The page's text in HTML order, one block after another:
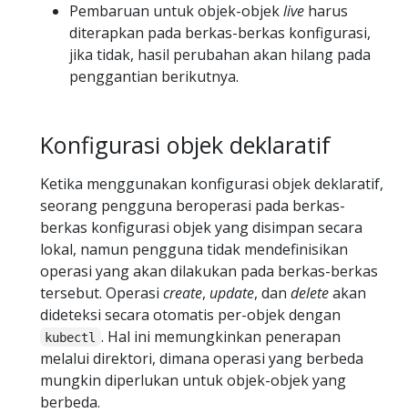
Pembaruan untuk objek-objeklive harus
diterapkan pada berkas-berkas konfigurasi,
jika tidak, hasil perubahan akan hilang pada
penggantian berikutnya.
Konfigurasi objek deklaratif
Ketika menggunakan konfigurasi objek deklaratif,
seorang pengguna beroperasi pada berkas-
berkas konfigurasi objek yang disimpan secara
lokal, namun pengguna tidak mendefinisikan
operasi yang akan dilakukan pada berkas-berkas
tersebut. Operasi create, update, dan deleteakan
dideteksi secara otomatis per-objek dengan
kubectl . Hal ini memungkinkan penerapan
melalui direktori, dimana operasi yang berbeda
mungkin diperlukan untuk objek-objek yang
berbeda.